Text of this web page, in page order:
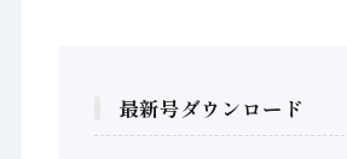
最新号ダウンロード